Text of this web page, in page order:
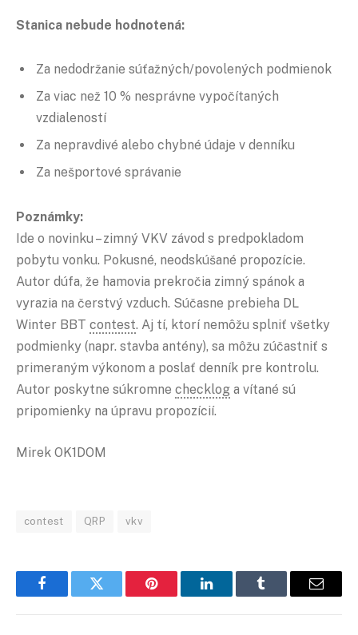
Stanica nebude hodnotená:
Za nedodržanie súťažných/povolených podmienok
Za viac než 10 % nesprávne vypočítaných
vzdialeností
Za nepravdivé alebo chybné údaje v denníku
Za nešportové správanie
Poznámky:
Ide o novinku – zimný VKV závod s predpokladom
pobytu vonku. Pokusné, neodskúšané propozície.
Autor dúfa, že hamovia prekročia zimný spánok a
vyrazia na čerstvý vzduch. Súčasne prebieha DL
Winter BBT contest. Aj tí, ktorí nemôžu splniť všetky
podmienky (napr. stavba antény), sa môžu zúčastniť s
primeraným výkonom a poslať denník pre kontrolu.
Autor poskytne súkromne checklog a vítané sú
pripomienky na úpravu propozícií.
Mirek OK1DOM
contest QRP vkv
FacebookTwitter Pinterest LinkedInTumblr Email